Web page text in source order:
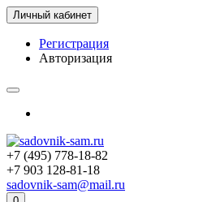
Личный кабинет
Регистрация
Авторизация
+7 (495) 778-18-82
+7 903 128-81-18
sadovnik-sam@mail.ru